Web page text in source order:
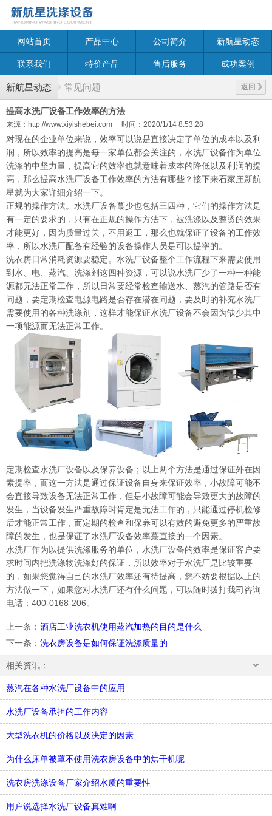
网站首页 产品中心 公司简介 新航星动态
联系我们 特价产品 售后服务 成功案例
新航星动态 返回
常见问题
提高水洗厂设备工作效率的方法
来源：http://www.xiyishebei.com 时间：2020/1/14 8:53:28
对现在的企业单位来说，效率可以说是直接决定了单位的成本以及利
润，所以效率的提高是每一家单位都会关注的，水洗厂设备作为单位
洗涤的中坚力量，提高它的效率也就意味着成本的降低以及利润的提
高，那么提高水洗厂设备工作效率的方法有哪些？接下来石家庄新航
星就为大家详细介绍一下。
正规的操作方法。水洗厂设备蕞少也包括三四种，它们的操作方法是
有一定的要求的，只有在正规的操作方法下，被洗涤以及整烫的效果
才能更好，因为质量过关，不用返工，那么也就保证了设备的工作效
率，所以水洗厂配备有经验的设备操作人员是可以提率的。
洗衣房日常消耗资源要稳定。水洗厂设备整个工作流程下来需要使用
到水、电、蒸汽、洗涤剂这四种资源，可以说水洗厂少了一种一种能
源都无法正常工作，所以日常要经常检查输送水、蒸汽的管路是否有
问题，要定期检查电源电路是否存在潜在问题，要及时的补充水洗厂
需要使用的各种洗涤剂，这样才能保证水洗厂设备不会因为缺少其中
一项能源而无法正常工作。
定期检查水洗厂设备以及保养设备；以上两个方法是通过保证外在因
素提率，而这一方法是通过保证设备自身来保证效率，小故障可能不
会直接导致设备无法正常工作，但是小故障可能会导致更大的故障的
发生，当设备发生严重故障时肯定是无法工作的，只能通过停机检修
后才能正常工作，而定期的检查和保养可以有效的避免更多的严重故
障的发生，也是保证了水洗厂设备效率蕞直接的一个因素。
水洗厂作为以提供洗涤服务的单位，水洗厂设备的效率是保证客户要
求时间内把洗涤物洗涤好的保证，所以效率对于水洗厂是比较重要
的，如果您觉得自己的水洗厂效率还有待提高，您不妨要根据以上的
方法做一下，如果您对水洗厂还有什么问题，可以随时拨打我司咨询
电话：400-0168-206。
上一条 ： 酒店工业洗衣机使用蒸汽加热的目的是什么
下一条 ： 洗衣房设备是如何保证洗涤质量的
相关资讯：
蒸汽在各种水洗厂设备中的应用
水洗厂设备承担的工作内容
大型洗衣机的价格以及决定的因素
为什么床单被罩不使用洗衣房设备中的烘干机呢
洗衣房洗涤设备厂家介绍水质的重要性
用户说选择水洗厂设备真难啊